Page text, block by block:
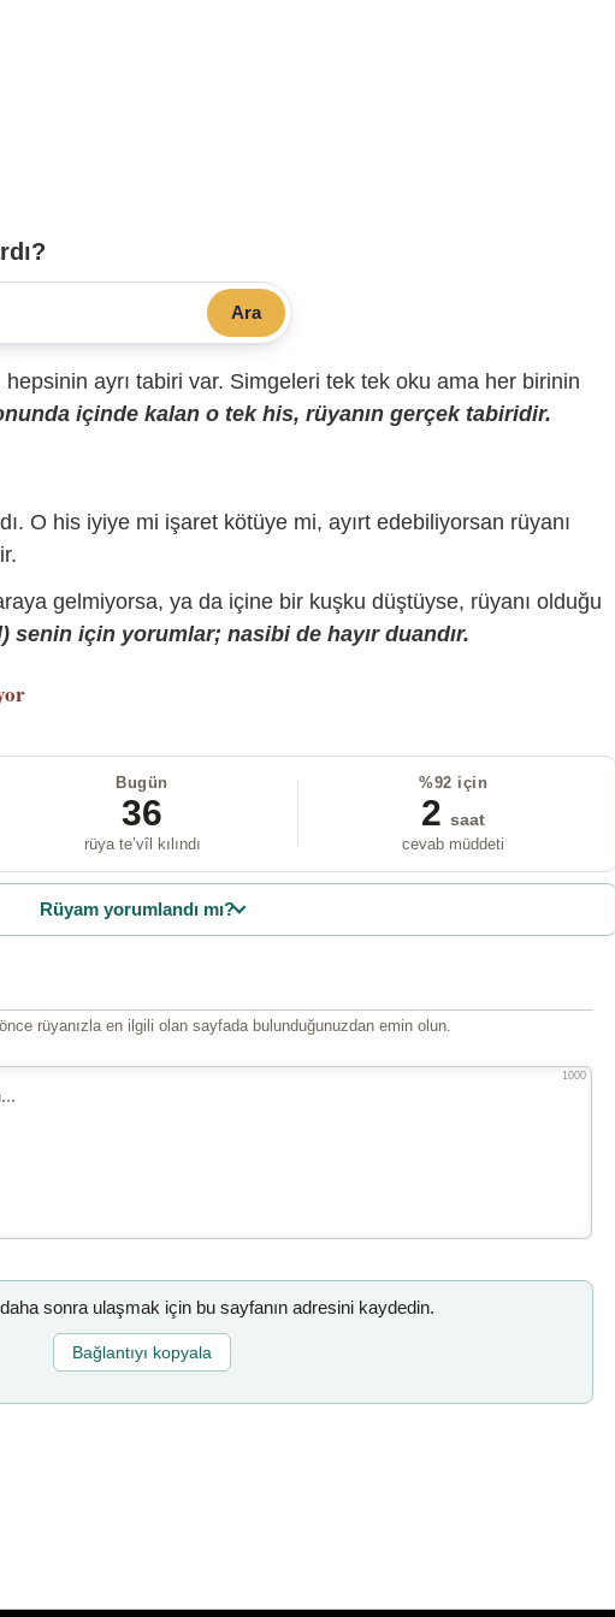
Ara
ayrı tabiri var. Simgeleri tek tek oku ama her birinin
içinde kalan o tek his, rüyanın gerçek tabiridir.
O his iyiye mi işaret kötüye mi, ayırt edebiliyorsan rüyanı
gelmiyorsa, ya da içine bir kuşku düştüyse, rüyanı olduğu
senin için yorumlar; nasibi de hayır duandır.
Bugün
36
rüya te’vîl kılındı
%92 için
2 saat
cevab müddeti
Rüyam yorumlandı mı?
rüyanızla en ilgili olan sayfada bulunduğunuzdan emin olun.
1000
sonra ulaşmak için bu sayfanın adresini kaydedin.
Bağlantıyı kopyala